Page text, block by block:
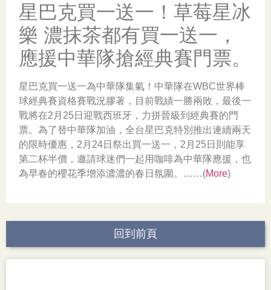
星巴克買一送一！草莓星冰
樂 濃抹茶都有買一送一，
應援中華隊搶經典賽門票。
星巴克買一送一為中華隊集氣！中華隊在WBC世界棒
球經典賽資格賽戰況膠著，目前戰績一勝兩敗，最後一
戰將在2月25日迎戰西班牙，力拼晉級到經典賽的門
票。為了替中華隊加油，全台星巴克特別推出連續兩天
的限時優惠，2月24日祭出買一送一，2月25日則能享
第二杯半價，邀請球迷們一起用咖啡為中華隊應援，也
為早春的櫻花季增添濃濃的春日氛圍。……(More)
回到前頁